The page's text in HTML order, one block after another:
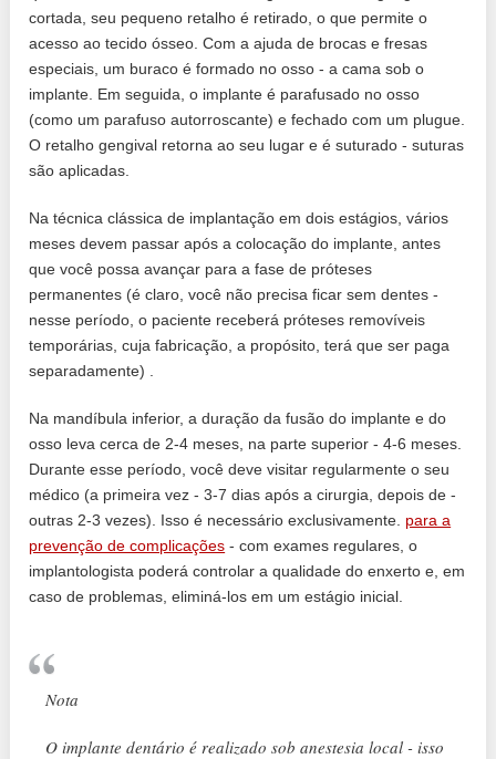
cortada, seu pequeno retalho é retirado, o que permite o
acesso ao tecido ósseo. Com a ajuda de brocas e fresas
especiais, um buraco é formado no osso - a cama sob o
implante. Em seguida, o implante é parafusado no osso
(como um parafuso autorroscante) e fechado com um plugue.
O retalho gengival retorna ao seu lugar e é suturado - suturas
são aplicadas.
Na técnica clássica de implantação em dois estágios, vários
meses devem passar após a colocação do implante, antes
que você possa avançar para a fase de próteses
permanentes (é claro, você não precisa ficar sem dentes -
nesse período, o paciente receberá próteses removíveis
temporárias, cuja fabricação, a propósito, terá que ser paga
separadamente) .
Na mandíbula inferior, a duração da fusão do implante e do
osso leva cerca de 2-4 meses, na parte superior - 4-6 meses.
Durante esse período, você deve visitar regularmente o seu
médico (a primeira vez - 3-7 dias após a cirurgia, depois de -
outras 2-3 vezes). Isso é necessário exclusivamente. para a
prevenção de complicações - com exames regulares, o
implantologista poderá controlar a qualidade do enxerto e, em
caso de problemas, eliminá-los em um estágio inicial.
Nota
O implante dentário é realizado sob anestesia local - isso